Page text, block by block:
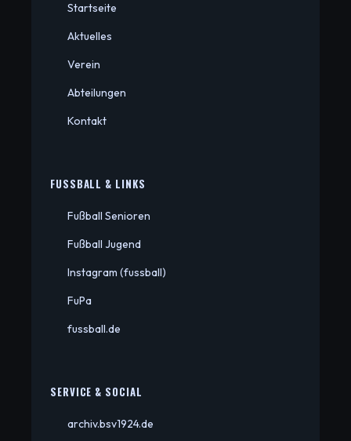
Startseite
Aktuelles
Verein
Abteilungen
Kontakt
FUSSBALL & LINKS
Fußball Senioren
Fußball Jugend
Instagram (fussball)
FuPa
fussball.de
SERVICE & SOCIAL
archiv.bsv1924.de